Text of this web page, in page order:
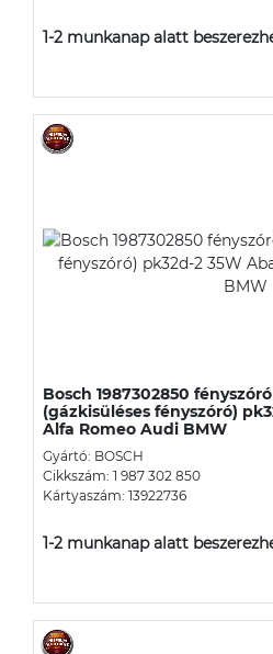
1-2 munkanap alatt
Bosch 1987302850
(gázkisüléses fényszóró)
Alfa Romeo Audi BMW
Gyártó: BOSCH
Cikkszám: 1 987 302 850
Kártyaszám: 13922736
1-2 munkanap alatt